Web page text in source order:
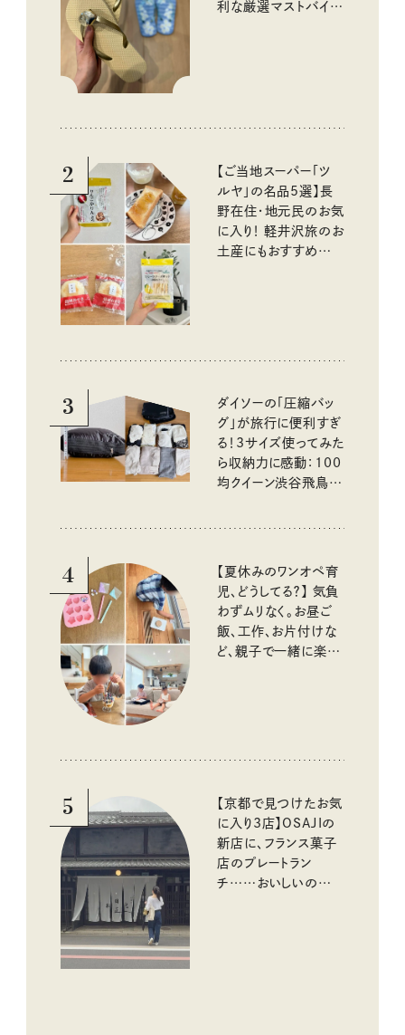
利な厳選マストバイア
2
【ご当地スーパー「ツ
ルヤ」の名品5選】長
野在住・地元民のお気
に入り！ 軽井沢旅のお
土産にもおすすめのお
3
ダイソーの「圧縮バッ
グ」が旅行に便利すぎ
る！3サイズ使ってみた
ら収納力に感動：100
均クイーン渋谷飛鳥の
4
【夏休みのワンオペ育
児、どうしてる？】 気負
わずムリなく。お昼ご
飯、工作、お片付けな
ど、親子で一緒に楽し
5
【京都で見つけたお気
に入り3店】OSAJIの
新店に、フランス菓子
店のプレートラン
チ……おいしいのんび